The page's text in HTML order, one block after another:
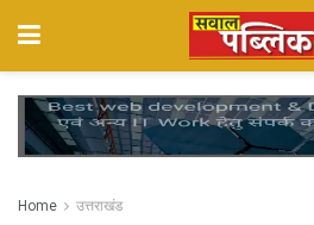
Home उत्तराखंड